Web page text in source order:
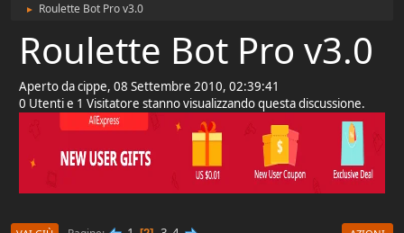
► Roulette Bot Pro v3.0
Roulette Bot Pro v3.0
Aperto da cippe, 08 Settembre 2010, 02:39:41
0 Utenti e 1 Visitatore stanno visualizzando questa discussione.